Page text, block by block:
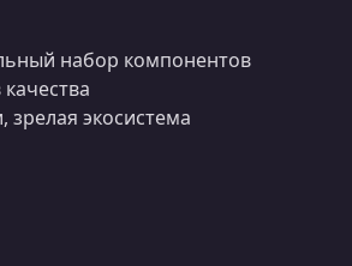
набор компонентов
экосистема